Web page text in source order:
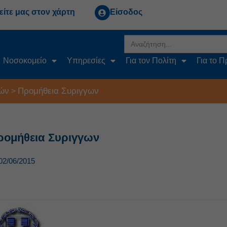
μας στον χάρτη Είσοδος
for:
Νοσοκομείο Υπηρεσίες Για τον Πολίτη Για το
> Προμήθεια Συριγγων
Συριγγων
06/2015